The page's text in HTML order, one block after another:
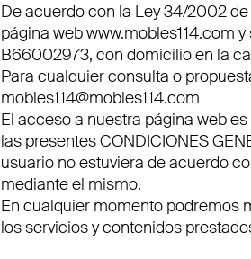
De acuerdo con la Ley 34/2002
página webwww.mobles114.com y
B66002973, con domicilio en la
Para cualquier consulta o
mobles114@mobles114.com
El acceso a nuestra página web
las presentes CONDICIONES
usuario no estuviera de acuerdo
mediante el mismo.
En cualquier momento podremos
los servicios y contenidos